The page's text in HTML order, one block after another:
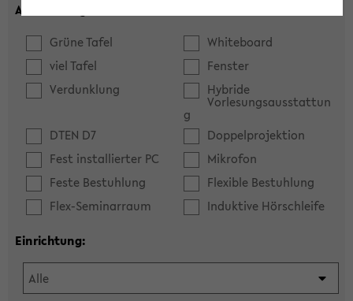
Ausstattung:
Grüne Tafel
Whiteboard
viel Tafel
Fenster
Verdunklung
Hybride
Vorlesungsausstattun
g
DTEN D7
Doppelprojektion
Fest installierter PC
Mikrofon
Feste Bestuhlung
Flexible Bestuhlung
Flex-Seminarraum
Induktive Hörschleife
Einrichtung: